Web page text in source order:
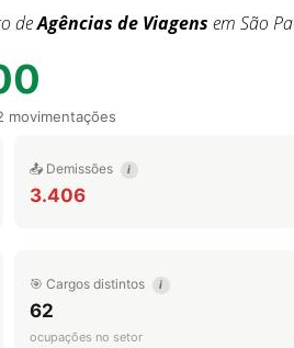
deAgências de Viagens em São
movimentações
📤 Demissões i
3.406
🎯 Cargos distintos i
62
ocupações no setor